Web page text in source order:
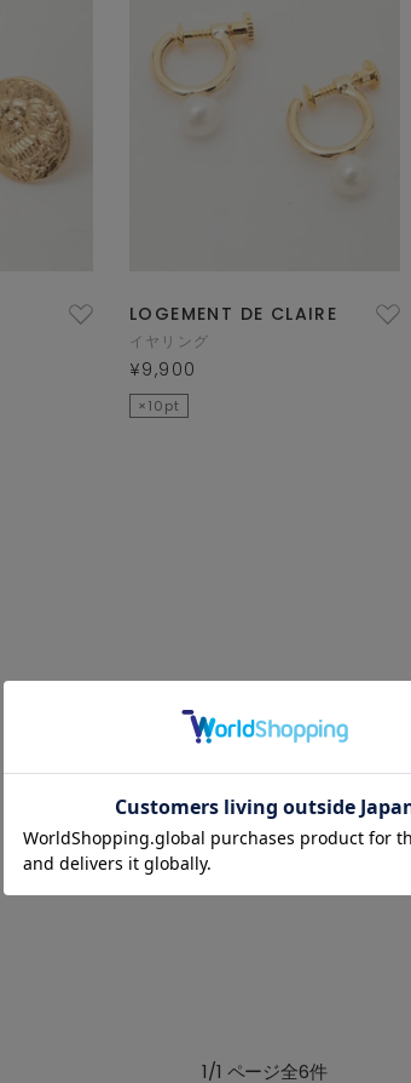
LOGEMENT DE CLAIRE
イヤリング
¥9,900
×10pt
1/1 ページ全6件